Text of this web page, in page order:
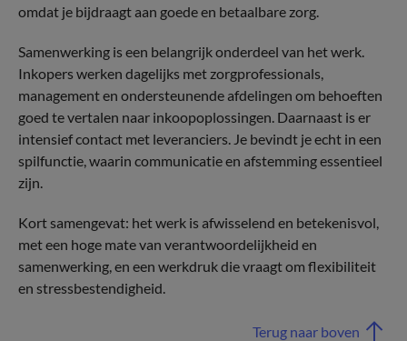
omdat je bijdraagt aan goede en betaalbare zorg.
Samenwerking is een belangrijk onderdeel van het werk.
Inkopers werken dagelijks met zorgprofessionals,
management en ondersteunende afdelingen om behoeften
goed te vertalen naar inkoopoplossingen. Daarnaast is er
intensief contact met leveranciers. Je bevindt je echt in een
spilfunctie, waarin communicatie en afstemming essentieel
zijn.
Kort samengevat: het werk is afwisselend en betekenisvol,
met een hoge mate van verantwoordelijkheid en
samenwerking, en een werkdruk die vraagt om flexibiliteit
en stressbestendigheid.
Terug naar boven